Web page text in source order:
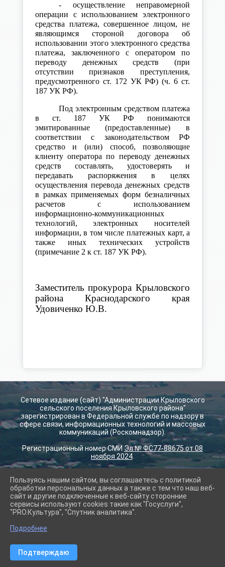
- осуществление неправомерной
операции с использованием электронного
средства платежа, совершенное лицом, не
являющимся стороной договора об
использовании этого электронного средства
платежа, заключенного с оператором по
переводу денежных средств (при
отсутствии признаков преступления,
предусмотренного ст. 172 УК РФ) (ч. 6 ст.
187 УК РФ).
Под электронным средством платежа
в ст. 187 УК РФ понимаются
эмитированные (предоставленные) в
соответствии с законодательством РФ
средство и (или) способ, позволяющие
клиенту оператора по переводу денежных
средств составлять, удостоверять и
передавать распоряжения в целях
осуществления перевода денежных средств
в рамках применяемых форм безналичных
расчетов с использованием
информационно-коммуникационных
технологий, электронных носителей
информации, в том числе платежных карт, а
также иных технических устройств
(примечание 2 к ст. 187 УК РФ).
Заместитель прокурора Крыловского
района Краснодарского края
Удовиченко Ю.В.
Сетевое издание (сайт) "Администрации Крыловского
сельского поселения Крыловского района"
зарегистрирован в Федеральной службе по надзору в
сфере связи, информационных технологий и массовых
коммуникаций (Роскомнадзор).
Регистрационный номер СМИ Эл № ФС77-88675 от 08
ноября 2024.
2026 г. krilovskay.ru
Вход
Карта сайта
Политика обработки персональных данных
Сделано на KubCMS
Пользуясь нашим сайтом, вы соглашаетесь с политикой
обработки персональных данных а также с тем что наш веб-
сайт и другие подключенные к веб-сайту сторонние
сервисы используют cookies такие как "Госуслуги",
"PRO.Культура", "Спутник аналитика".
Подробнее
Подтверждаю